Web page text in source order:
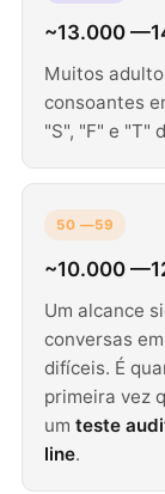
~13.000
Muitos
consoantes
"S", "F" e "T"
50 —59
~10.000
Um alcance
conversas
difíceis. É
primeira vez
um teste
line.